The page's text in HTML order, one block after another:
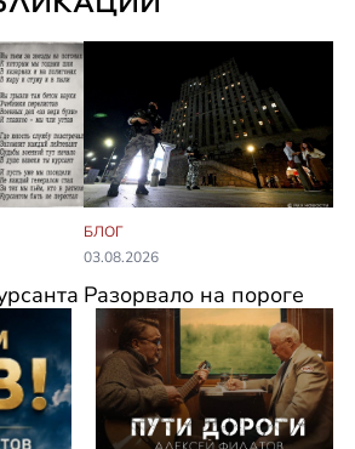
БЛОГ
03.08.2026
Разорвало на пороге